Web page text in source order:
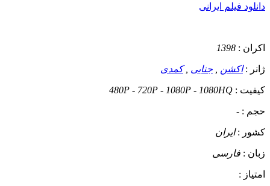
دانلود فیلم ایرانی
اکران : 1398
ژانر :اکشن جنایی ,کمدی
کیفیت : 480P - 720P - 1080P - 1080HQ
حجم : -
کشور :ایران
زبان : فارسی
امتیاز :